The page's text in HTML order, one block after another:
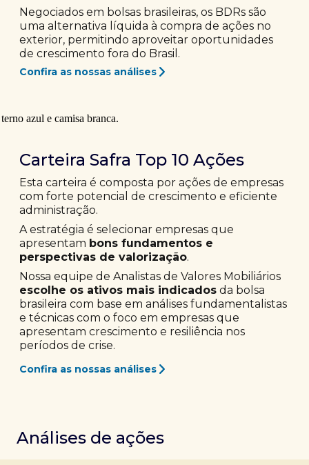
Negociados em bolsas brasileiras, os BDRs são
uma alternativa líquida à compra de ações no
exterior, permitindo aproveitar oportunidades
de crescimento fora do Brasil.
Confira as nossas análises
Carteira Safra Top 10 Ações
Esta carteira é composta por ações de empresas
com forte potencial de crescimento e eficiente
administração.
A estratégia é selecionar empresas que
apresentam bons fundamentos e
perspectivas de valorização.
Nossa equipe de Analistas de Valores Mobiliários
escolhe os ativos mais indicados da bolsa
brasileira com base em análises fundamentalistas
e técnicas com o foco em empresas que
apresentam crescimento e resiliência nos
períodos de crise.
Confira as nossas análises
Análises de ações